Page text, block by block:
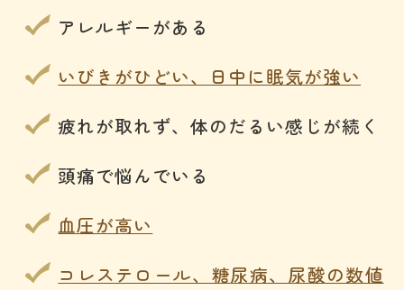
アレルギーがある
いびきがひどい、日中に眠気が強い
疲れが取れず、体のだるい感じが続く
頭痛で悩んでいる
血圧が高い
コレステロール、糖尿病、尿酸の数値